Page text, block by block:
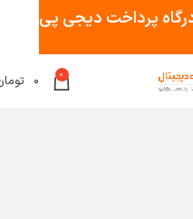
0 ۰
پرداخت دیجی پی